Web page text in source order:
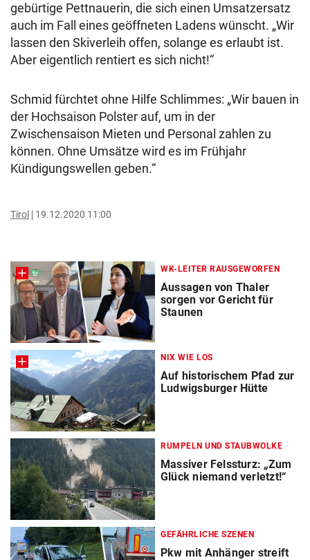
gebürtige Pettnauerin, die sich einen Umsatzersatz
auch im Fall eines geöffneten Ladens wünscht. „Wir
lassen den Skiverleih offen, solange es erlaubt ist.
Aber eigentlich rentiert es sich nicht!“
Schmid fürchtet ohne Hilfe Schlimmes: „Wir bauen in
der Hochsaison Polster auf, um in der
Zwischensaison Mieten und Personal zahlen zu
können. Ohne Umsätze wird es im Frühjahr
Kündigungswellen geben.“
Tirol 19.12.2020 11:00
WK-LEITER RAUSGEWORFEN
Aussagen von Thaler
sorgen vor Gericht für
Staunen
NIX WIE LOS
Auf historischem Pfad zur
Ludwigsburger Hütte
RUMPELN UND STAUBWOLKE
Massiver Felssturz: „Zum
Glück niemand verletzt!“
GEFÄHRLICHE SZENEN
Pkw mit Anhänger streift